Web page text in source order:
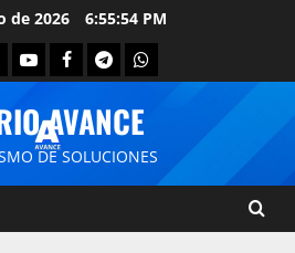
de 2026 6:55:55 PM
AVANCE
DE SOLUCIONES